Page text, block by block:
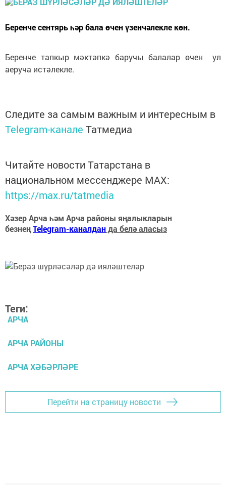
Беренче сентярь һәр бала өчен үзенчәлекле көн.
Беренче тапкыр мәктәпкә баручы балалар өчен ул
аеруча истәлекле.
Следите за самым важным и интересным в
Telegram-канале Татмедиа
Читайте новости Татарстана в
национальном мессенджере MАХ:
https://max.ru/tatmedia
Хәзер Арча һәм Арча районы яңалыкларын
безнеңTelegram-каналданда белә аласыз
Теги:
АРЧА
АРЧА РАЙОНЫ
АРЧА ХӘБӘРЛӘРЕ
Перейти на страницу новости